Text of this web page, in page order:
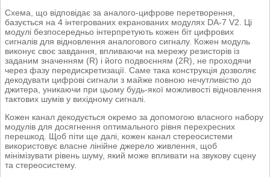
Схема, що відповідає за аналого-цифрове перетворення,
базується на 4 інтегрованих екранованих модулях DA-7 V2. Ці
модулі безпосередньо інтерпретують кожен біт цифрових
сигналів для відновлення аналогового сигналу. Кожен модуль
виконує своє завдання, впливаючи на мережу резисторів із
заданим значенням (R) і його подвоєнням (2R), не проходячи
через фазу передискретизації. Саме така конструкція дозволяє
декодувати цифрові сигнали з майже повною нечутливістю до
джитера, уникаючи при цьому будь-якої можливості відновлення
тактових шумів у вихідному сигналі.
Кожен канал декодується окремо за допомогою власного набору
модулів для досягнення оптимального рівня перехресних
перешкод. Щоб піти ще далі, кожен канал стереосистеми
використовує власне лінійне джерело живлення, щоб
мінімізувати рівень шуму, який може впливати на звукову сцену
та стереосистему.